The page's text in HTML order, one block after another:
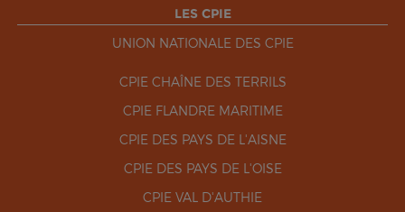
LES CPIE
UNION NATIONALE DES CPIE
CPIE CHAÎNE DES TERRILS
CPIE FLANDRE MARITIME
CPIE DES PAYS DE L'AISNE
CPIE DES PAYS DE L'OISE
CPIE VAL D'AUTHIE